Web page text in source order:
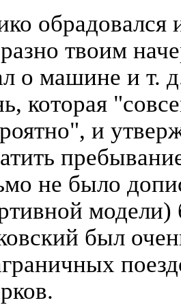
твоим
о машине и т.
которая
и
не было
модели)
был